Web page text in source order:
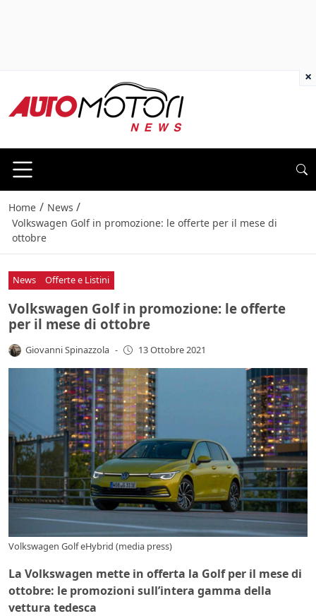
Home / News /
Volkswagen Golf in promozione: le offerte per il mese di
ottobre
News Offerte e Listini
Volkswagen Golf in promozione: le offerte
per il mese di ottobre
Giovanni Spinazzola - 13 Ottobre 2021
Volkswagen Golf eHybrid (media press)
La Volkswagen mette in offerta la Golf per il mese di
ottobre: le promozioni sull’intera gamma della
vettura tedesca
×